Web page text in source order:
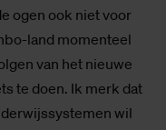
ogen ook niet voor
land momenteel
van het nieuwe
te doen. Ik merk dat
wil